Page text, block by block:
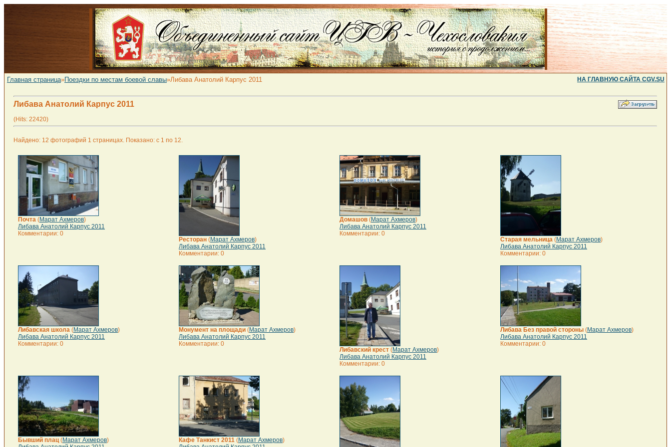
Главная страница»Поездки по местам боевой славы»Либава Анатолий Карпус 2011 НА ГЛАВНУЮ САЙТА CGV.SU
Либава Анатолий Карпус 2011
(Hits: 22420)
Найдено: 12 фотографий 1 страницах. Показано: с 1 по 12.
Почта (Марат Ахмеров)
Либава Анатолий Карпус 2011
Комментарии: 0
Ресторан (Марат Ахмеров)
Либава Анатолий Карпус 2011
Комментарии: 0
Домашов (Марат Ахмеров)
Либава Анатолий Карпус 2011
Комментарии: 0
Старая мельница (Марат Ахмеров)
Либава Анатолий Карпус 2011
Комментарии: 0
Либавская школа (Марат Ахмеров)
Либава Анатолий Карпус 2011
Комментарии: 0
Монумент на площади (Марат Ахмеров)
Либава Анатолий Карпус 2011
Комментарии: 0
Либавский крест (Марат Ахмеров)
Либава Анатолий Карпус 2011
Комментарии: 0
Либава Без правой стороны (Марат Ахмеров)
Либава Анатолий Карпус 2011
Комментарии: 0
Бывший плац(Марат Ахмеров)
Кафе Танкист 2011 (Марат Ахмеров)